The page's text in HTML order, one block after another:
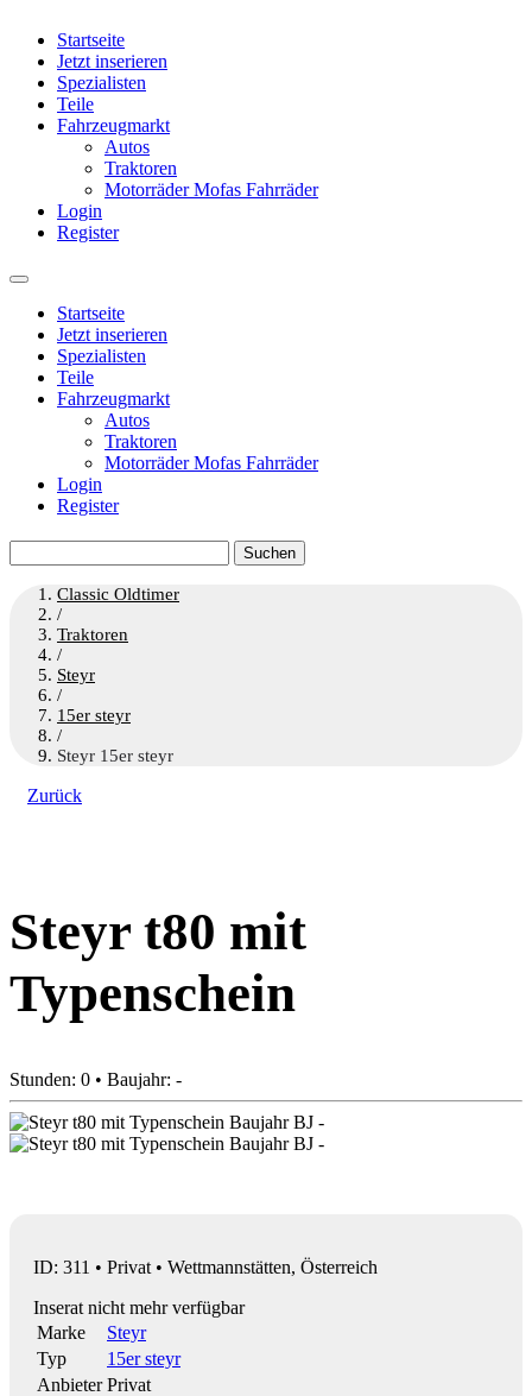
Startseite
Jetzt inserieren
Spezialisten
Teile
Fahrzeugmarkt
Autos
Traktoren
Motorräder Mofas Fahrräder
Login
Register
Startseite
Jetzt inserieren
Spezialisten
Teile
Fahrzeugmarkt
Autos
Traktoren
Motorräder Mofas Fahrräder
Login
Register
nach:
Classic Oldtimer
/
Traktoren
/
Steyr
/
15er steyr
/
Steyr 15er steyr
Zurück
Steyr t80 mit
Typenschein
Stunden: 0 • Baujahr: -
ID: 311 • Privat • Wettmannstätten, Österreich
Inserat nicht mehr verfügbar
Marke
Steyr
Typ
15er steyr
Anbieter Privat